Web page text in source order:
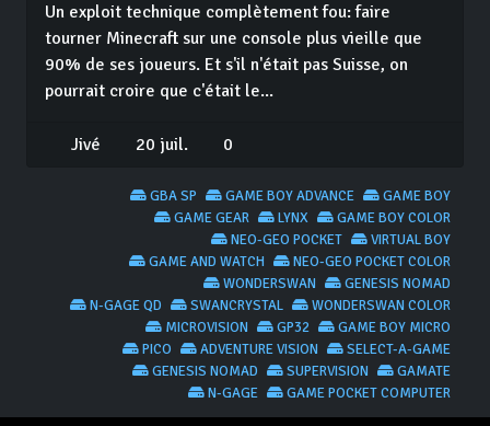
Un exploit technique complètement fou: faire
tourner Minecraft sur une console plus vieille que
90% de ses joueurs. Et s'il n'était pas Suisse, on
pourrait croire que c'était le...
Jivé 20 juil. 0
GAME BOY
GAME BOY ADVANCE
GBA SP
GAME BOY COLOR
LYNX
GAME GEAR
VIRTUAL BOY
NEO-GEO POCKET
NEO-GEO POCKET COLOR
GAME AND WATCH
GENESIS NOMAD
WONDERSWAN
WONDERSWAN COLOR
SWANCRYSTAL
N-GAGE QD
GAME BOY MICRO
GP32
MICROVISION
SELECT-A-GAME
ADVENTURE VISION
PICO
GAMATE
SUPERVISION
GENESIS NOMAD
GAME POCKET COMPUTER
N-GAGE